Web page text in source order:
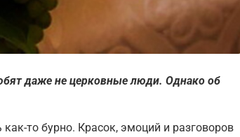
даже не церковные люди. Однако об
то бурно. Красок, эмоций и разговоров